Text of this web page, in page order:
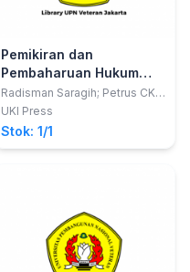
Pemikiran dan
Pembaharuan Hukum
Suatu Renungan dan
Suatu Sumbangan
Hukum dari Fakultas
Hukum Universitas
Radisman Saragih; Petrus CKL
Bello; Wetmen Sinaga; Jonny
Henry Donald, Hendri Jayadi,
Morus M. Sianipar, Nikson
Radjagoekgoek, Petrus Irwan
UKI Press
Stok: 1/1